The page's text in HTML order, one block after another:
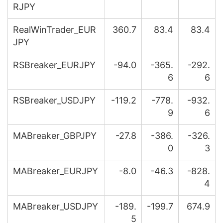
RJPY
RealWinTrader_EUR
JPY
360.7 83.4 83.4
RSBreaker_EURJPY -94.0
-365.
6
-292.
6
RSBreaker_USDJPY -119.2
-778.
9
-932.
6
MABreaker_GBPJPY -27.8
-386.
0
-326.
3
MABreaker_EURJPY -8.0 -46.3
-828.
4
MABreaker_USDJPY
-189.
5
-199.7 674.9